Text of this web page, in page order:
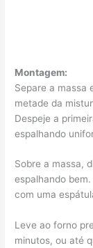
Montagem:
Separe a massa
metade da
Despeje a
espalhando
Sobre a massa,
espalhando
com uma
Leve ao forno
minutos, ou até